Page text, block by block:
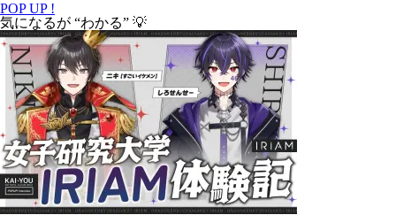
POP UP !
気になるが “わかる” 💡